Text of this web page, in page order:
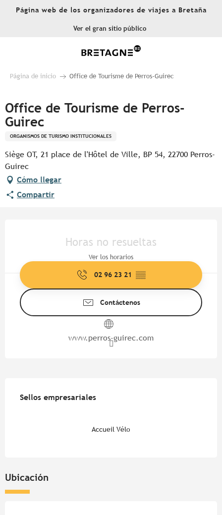
AllerPágina web de los organizadores de viajes a Bretaña
Ver el gran sitio público
Página de inicio Office de Tourisme de Perros-Guirec
Office de Tourisme de Perros-
Guirec
ORGANISMOS DE TURISMO INSTITUCIONALES
Siège OT, 21 place de l'Hôtel de Ville, BP 54, 22700 Perros-
Guirec
Cómo llegar
Compartir
Horas no resueltas
Ver los horarios
02 96 23 21 ▒▒
Contáctenos
www.perros-guirec.com
Sellos empresariales
Sellos empresariales
Accueil Vélo
Ubicación